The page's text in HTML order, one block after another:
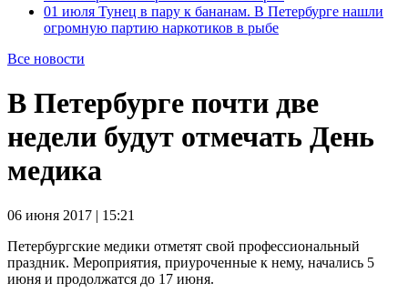
01 июля Тунец в пару к бананам. В Петербурге нашли
огромную партию наркотиков в рыбе
Все новости
В Петербурге почти две
недели будут отмечать День
медика
06 июня 2017 | 15:21
Петербургские медики отметят свой профессиональный
праздник. Мероприятия, приуроченные к нему, начались 5
июня и продолжатся до 17 июня.